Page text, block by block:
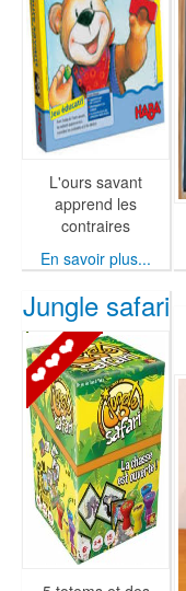
L'ours savant
apprend les
contraires
En savoir plus...
Jungle safari